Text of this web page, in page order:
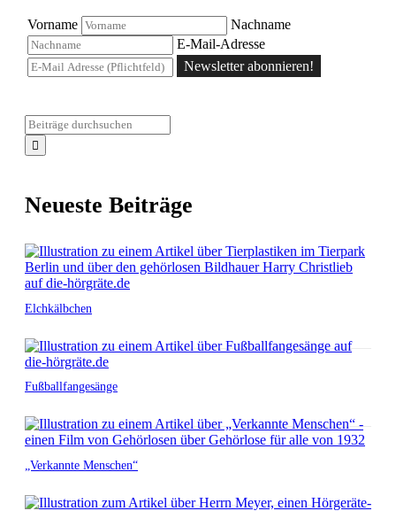
Vorname
Nachname
E-Mail-Adresse
Newsletter abonnieren!
Neueste Beiträge
Elchkälbchen
Fußballfangesänge
„Verkannte Menschen“